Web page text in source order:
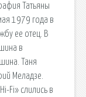
Татьяны
1979 года в
ее отец. В
в
Таня
Меладзе.
Fi» слились в